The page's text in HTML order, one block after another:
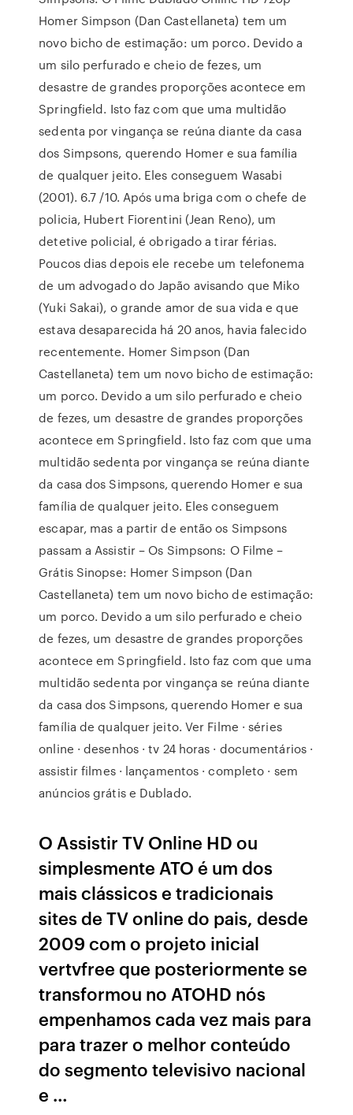
Homer Simpson (Dan Castellaneta) tem um
novo bicho de estimação: um porco. Devido a
um silo perfurado e cheio de fezes, um
desastre de grandes proporções acontece em
Springfield. Isto faz com que uma multidão
sedenta por vingança se reúna diante da casa
dos Simpsons, querendo Homer e sua família
de qualquer jeito. Eles conseguem Wasabi
(2001). 6.7 /10. Após uma briga com o chefe de
policia, Hubert Fiorentini (Jean Reno), um
detetive policial, é obrigado a tirar férias.
Poucos dias depois ele recebe um telefonema
de um advogado do Japão avisando que Miko
(Yuki Sakai), o grande amor de sua vida e que
estava desaparecida há 20 anos, havia falecido
recentemente. Homer Simpson (Dan
Castellaneta) tem um novo bicho de estimação:
um porco. Devido a um silo perfurado e cheio
de fezes, um desastre de grandes proporções
acontece em Springfield. Isto faz com que uma
multidão sedenta por vingança se reúna diante
da casa dos Simpsons, querendo Homer e sua
família de qualquer jeito. Eles conseguem
escapar, mas a partir de então os Simpsons
passam a Assistir – Os Simpsons: O Filme –
Grátis Sinopse: Homer Simpson (Dan
Castellaneta) tem um novo bicho de estimação:
um porco. Devido a um silo perfurado e cheio
de fezes, um desastre de grandes proporções
acontece em Springfield. Isto faz com que uma
multidão sedenta por vingança se reúna diante
da casa dos Simpsons, querendo Homer e sua
família de qualquer jeito. Ver Filme · séries
online · desenhos · tv 24 horas · documentários ·
assistir filmes · lançamentos · completo · sem
anúncios grátis e Dublado.
O Assistir TV Online HD ou
simplesmente ATO é um dos
mais clássicos e tradicionais
sites de TV online do pais, desde
2009 com o projeto inicial
vertvfree que posteriormente se
transformou no ATOHD nós
empenhamos cada vez mais para
para trazer o melhor conteúdo
do segmento televisivo nacional
e …